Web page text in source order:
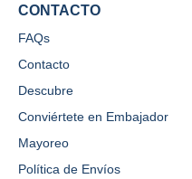
CONTACTO
FAQs
Contacto
Descubre
Conviértete en Embajador
Mayoreo
Política de Envíos